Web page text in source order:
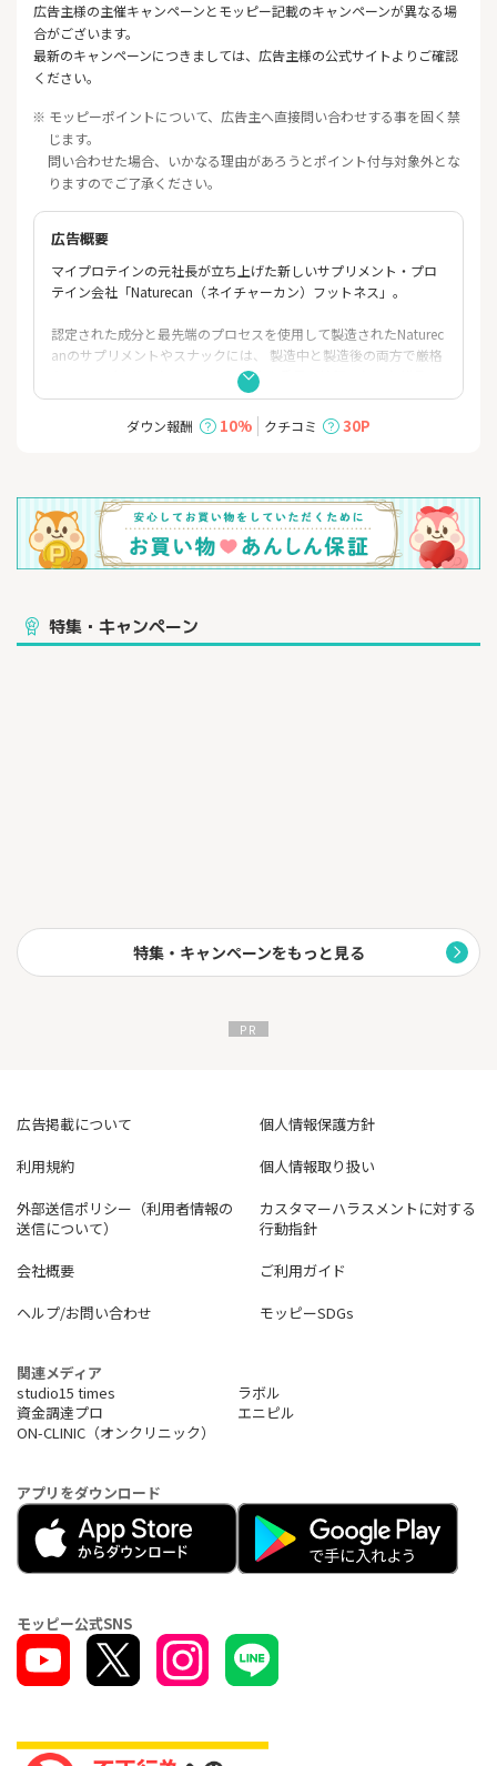
広告主様の主催キャンペーンとモッピー記載のキャンペーンが異なる場
合がございます。
最新のキャンペーンにつきましては、広告主様の公式サイトよりご確認
ください。
※ モッピーポイントについて、広告主へ直接問い合わせする事を固く禁
じます。
問い合わせた場合、いかなる理由があろうとポイント付与対象外とな
りますのでご了承ください。
広告概要
マイプロテインの元社長が立ち上げた新しいサプリメント・プロ
テイン会社「Naturecan（ネイチャーカン）フットネス」。
認定された成分と最先端のプロセスを使用して製造されたNaturec
anのサプリメントやスナックには、 製造中と製造後の両方で厳格
なテストが実施されています。 配合や重量が検証された各製品
は、 第三者機関によって再度品質をチェックされ最終的な承認を
ダウン報酬 10% クチコミ 30P
特集・キャンペーン
特集・キャンペーンをもっと見る
広告掲載について
個人情報保護方針
利用規約
個人情報取り扱い
外部送信ポリシー（利用者情報の
送信について）
カスタマーハラスメントに対する
行動指針
会社概要
ご利用ガイド
ヘルプ/お問い合わせ
モッピーSDGs
関連メディア
studio15 times
ラボル
資金調達プロ
エニピル
ON-CLINIC（オンクリニック）
アプリをダウンロード
モッピー公式SNS